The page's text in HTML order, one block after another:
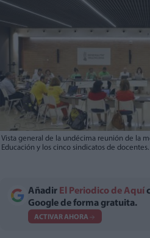
Vista general de la undécima reunión de la
Educación y los cinco sindicatos de docentes.
Añadir El Periodico de Aquí
Google de forma gratuita.
ACTIVAR AHORA